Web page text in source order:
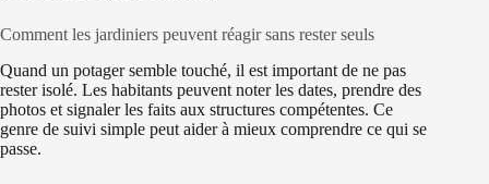
Comment les jardiniers peuvent réagir sans rester seuls
Quand un potager semble touché, il est important de ne pas
rester isolé. Les habitants peuvent noter les dates, prendre des
photos et signaler les faits aux structures compétentes. Ce
genre de suivi simple peut aider à mieux comprendre ce qui se
passe.